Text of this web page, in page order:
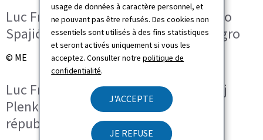
usage de données à caractère personnel, et
ne pouvant pas être refusés. Des cookies non
essentiels sont utilisés à des fins statistiques
et seront activés uniquement si vous les
acceptez. Consulter notrepolitique de
confidentialité.
J'ACCEPTE
JE REFUSE
Luc Frieden, Premier ministre ; Milojko
Spajić, Premier ministre du Monténégro
© ME
Luc Frieden, Premier ministre ; Andrej
Plenković, Premier ministre de la
république de Croatie